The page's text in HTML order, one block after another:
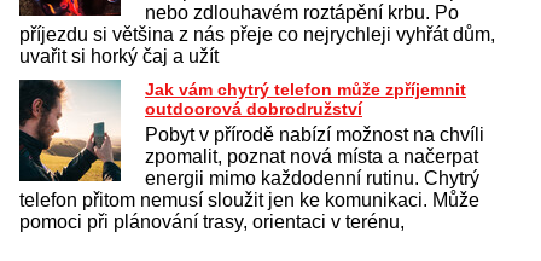
nebo zdlouhavém roztápění krbu. Po
příjezdu si většina z nás přeje co nejrychleji vyhřát dům,
uvařit si horký čaj a užít
Jak vám chytrý telefon může zpříjemnit
outdoorová dobrodružství
Pobyt v přírodě nabízí možnost na chvíli
zpomalit, poznat nová místa a načerpat
energii mimo každodenní rutinu. Chytrý
telefon přitom nemusí sloužit jen ke komunikaci. Může
pomoci při plánování trasy, orientaci v terénu,